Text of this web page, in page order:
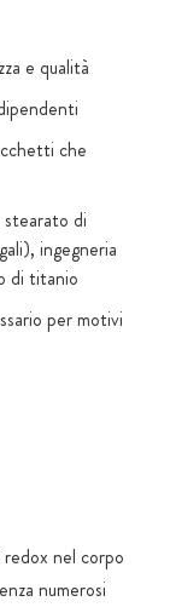
e qualità
che
di
ingegneria
di titanio
per motivi
nel corpo
numerosi